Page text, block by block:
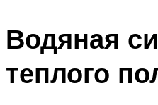
Водяная
теплого